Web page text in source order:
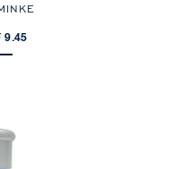
9.45